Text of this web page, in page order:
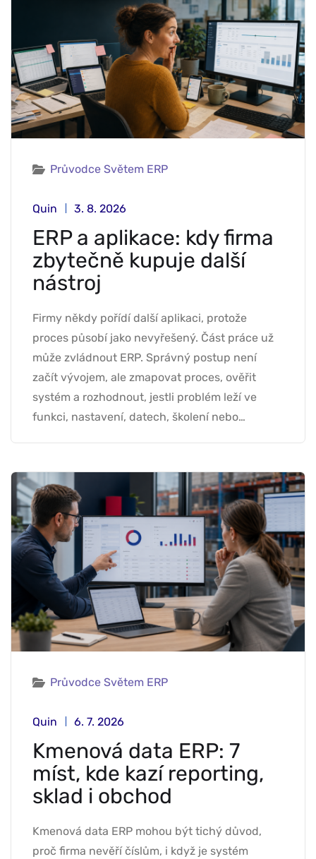
Průvodce Světem ERP
Quin 3. 8. 2026
ERP a aplikace: kdy firma
zbytečně kupuje další
nástroj
Firmy někdy pořídí další aplikaci, protože
proces působí jako nevyřešený. Část práce už
může zvládnout ERP. Správný postup není
začít vývojem, ale zmapovat proces, ověřit
systém a rozhodnout, jestli problém leží ve
funkci, nastavení, datech, školení nebo…
Průvodce Světem ERP
Quin 6. 7. 2026
Kmenová data ERP: 7
míst, kde kazí reporting,
sklad i obchod
Kmenová data ERP mohou být tichý důvod,
proč firma nevěří číslům, i když je systém